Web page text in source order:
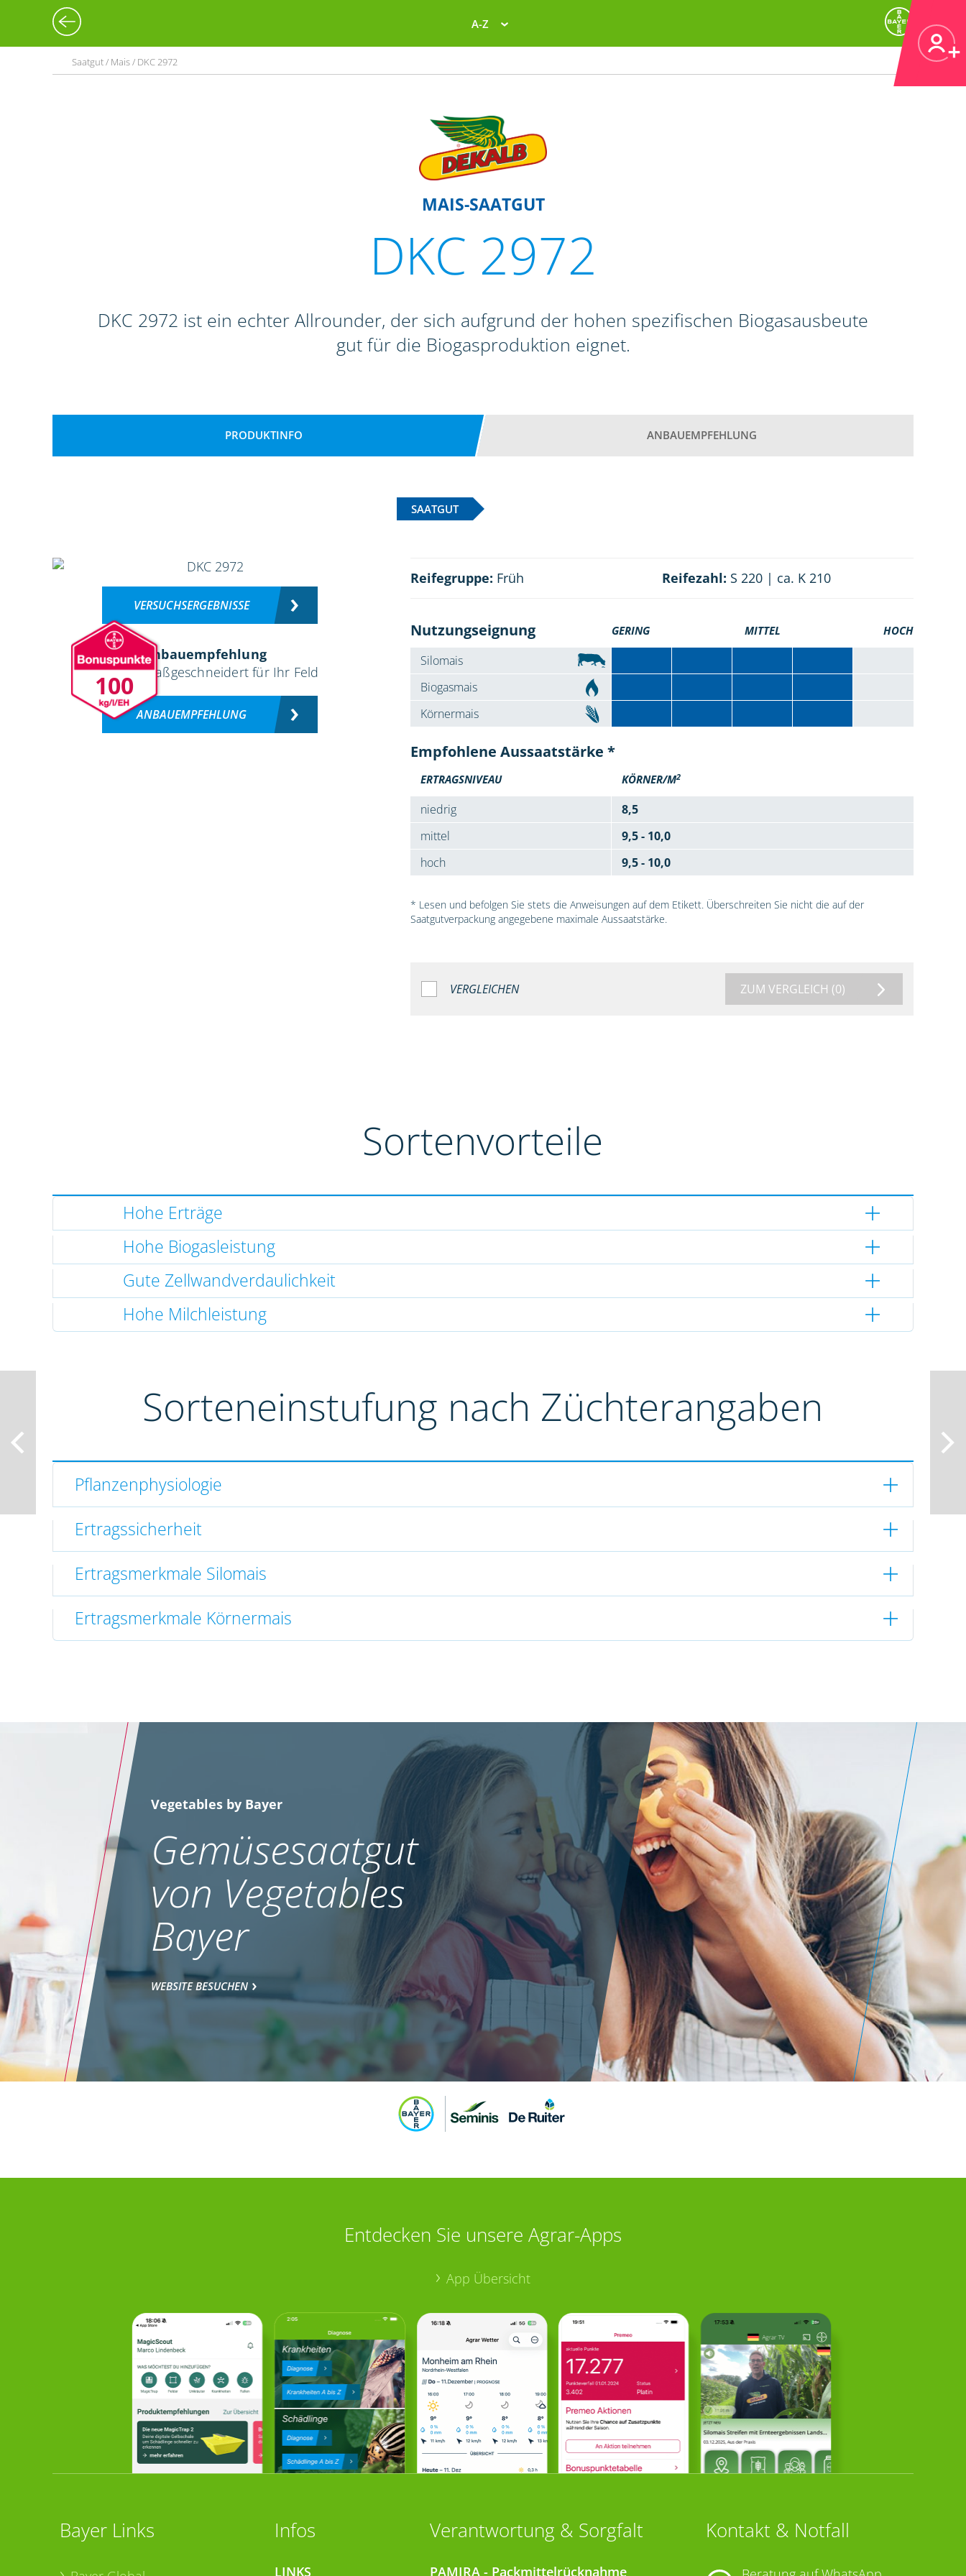
A-Z
Saatgut / Mais / DKC 2972
MAIS-SAATGUT
DKC 2972
DKC 2972 ist ein echter Allrounder, der sich aufgrund der hohen spezifischen Biogasausbeute
gut für die Biogasproduktion eignet.
PRODUKTINFO ANBAUEMPFEHLUNG
SAATGUT
100
VERSUCHSERGEBNISSE
Anbauempfehlung
maßgeschneidert für Ihr Feld
ANBAUEMPFEHLUNG
Reifegruppe: Früh Reifezahl: S 220 | ca. K 210
Nutzungseignung GERING MITTEL HOCH
Silomais
Biogasmais
Körnermais
Empfohlene Aussaatstärke *
ERTRAGSNIVEAU KÖRNER/M2
niedrig
8,5
mittel
9,5 - 10,0
hoch
9,5 - 10,0
* Lesen und befolgen Sie stets die Anweisungen auf dem Etikett. Überschreiten Sie nicht die auf der
Saatgutverpackung angegebene maximale Aussaatstärke.
VERGLEICHEN ZUM VERGLEICH (0)
Sortenvorteile
Hohe Erträge
Hohe Biogasleistung
Gute Zellwandverdaulichkeit
Hohe Milchleistung
Sorteneinstufung nach Züchterangaben
Pflanzenphysiologie
Ertragssicherheit
Ertragsmerkmale Silomais
Ertragsmerkmale Körnermais
Vegetables by Bayer
Gemüsesaatgut
von Vegetables
Bayer
WEBSITE BESUCHEN
Entdecken Sie unsere Agrar-Apps
App Übersicht
Bayer Links Infos
LINKS
Verantwortung & Sorgfalt
PAMIRA - Packmittelrücknahme
Kontakt & Notfall